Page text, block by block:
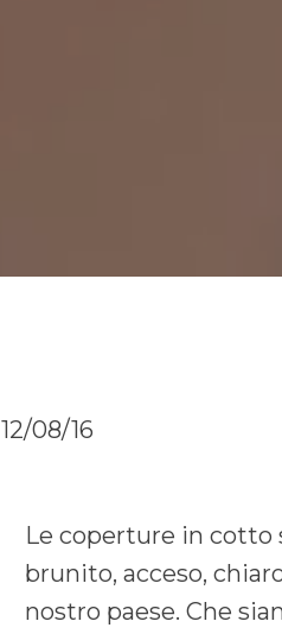
12/08/16
Le coperture in
brunito, acceso,
nostro paese. Che